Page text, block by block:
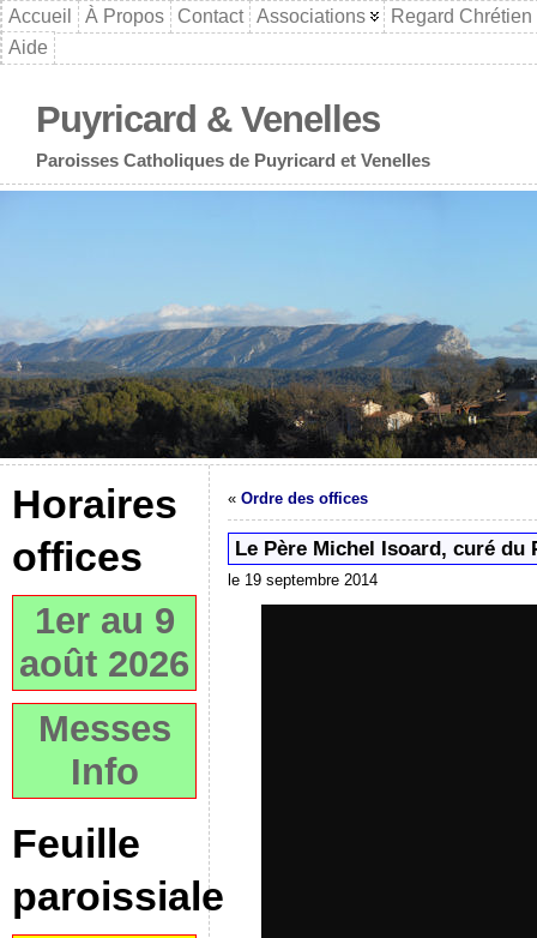
Accueil À Propos Contact Associations
Regard Chrétien
Aide
Puyricard & Venelles
Paroisses Catholiques de Puyricard et Venelles
Horaires
offices
1er au 9
août 2026
Messes
Info
Feuille
paroissiale
« Ordre des offices
Le Père Michel Isoard, curé du
le 19 septembre 2014